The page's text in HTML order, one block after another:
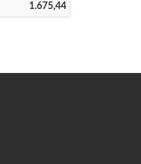
1.675,44